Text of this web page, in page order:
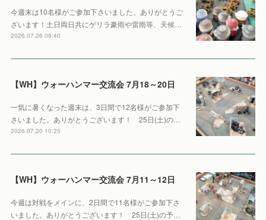
今週末は10名様がご参加下さいました。ありがとうご
ざいます！土日両日共にゲリラ豪雨や雷雨等、天候…
2026.07.26 09:40
【WH】ウォーハンマー交流会 7月18～20日
一気に暑くなった週末は、3日間で12名様がご参加下
さいました。ありがとうございます！ 25日(土)の…
2026.07.20 10:25
【WH】ウォーハンマー交流会 7月11～12日
今週は対戦をメインに、2日間で11名様がご参加下さ
いました。ありがとうございます！ 25日(土)の予…